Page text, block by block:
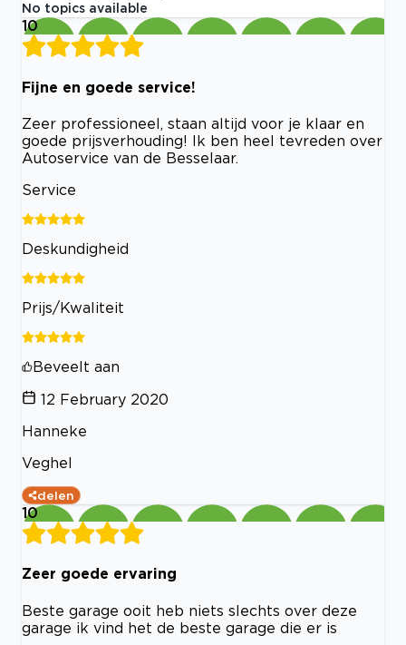
No topics available
10
Fijne en goede service!
Zeer professioneel, staan altijd voor je klaar en
goede prijsverhouding! Ik ben heel tevreden over
Autoservice van de Besselaar.
Service
Deskundigheid
Prijs/Kwaliteit
Beveelt aan
12 February 2020
Hanneke
Veghel
delen
10
Zeer goede ervaring
Beste garage ooit heb niets slechts over deze
garage ik vind het de beste garage die er is